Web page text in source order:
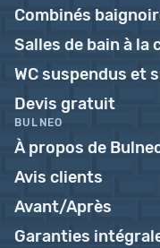
Combinés
Salles de bain à la
WC suspendus et
Devis gratuit
BULNEO
À propos de
Avis clients
Avant/Après
Garanties